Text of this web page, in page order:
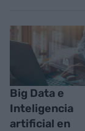
Big Data e
Inteligencia
artificial en